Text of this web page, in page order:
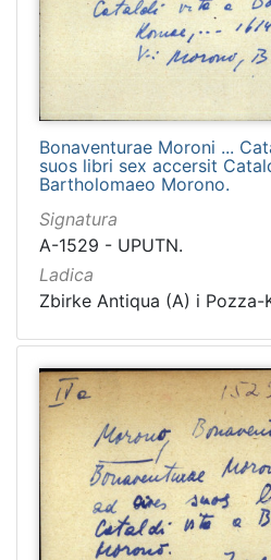
Bonaventurae Moroni ...
suos libri sex accersit
Bartholomaeo Morono.
Signatura
A-1529 - UPUTN.
Ladica
Zbirke Antiqua (A) i Pozza-